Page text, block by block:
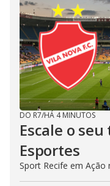
DO R7/HÁ 4 MINUTOS
Escale o
Esportes
Sport Recife em Ação